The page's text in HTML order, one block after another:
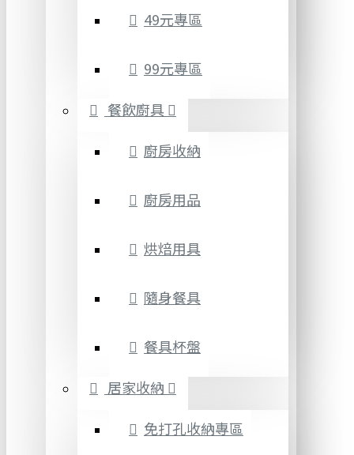
49元專區
99元專區
餐飲廚具
廚房收納
廚房用品
烘焙用具
隨身餐具
餐具杯盤
居家收納
免打孔收納專區